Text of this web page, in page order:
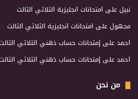
نبيلعلى امتحانات انجليزية الثلاثي الثالث
مجهولعلى امتحانات انجليزية الثلاثي الثالث
احمدعلى إمتحانات حساب ذهني الثلاثي
احمدعلى إمتحانات حساب ذهني الثلاثي
من نحن